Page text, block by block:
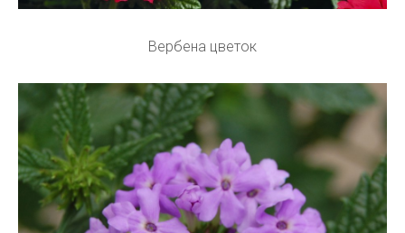
Вербена цветок